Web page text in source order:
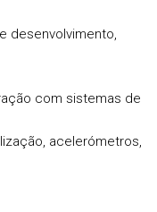
desenvolvimento,
com sistemas de
acelerómetros,